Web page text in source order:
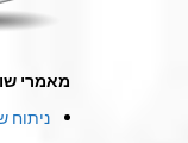
מאמרי
ניתוח